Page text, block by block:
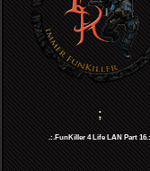
;
.:.FunKiller 4 Life LAN Part